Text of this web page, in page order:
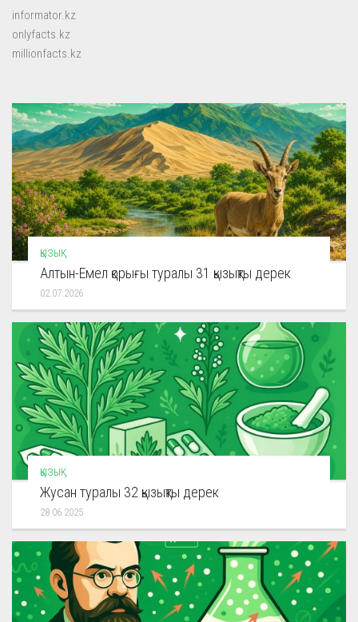
informator.kz
onlyfacts.kz
millionfacts.kz
ҚЫЗЫҚ
Алтын-Емел қорығы туралы 31 қызықты дерек
02.07.2026
ҚЫЗЫҚ
Жусан туралы 32 қызықты дерек
28.06.2025